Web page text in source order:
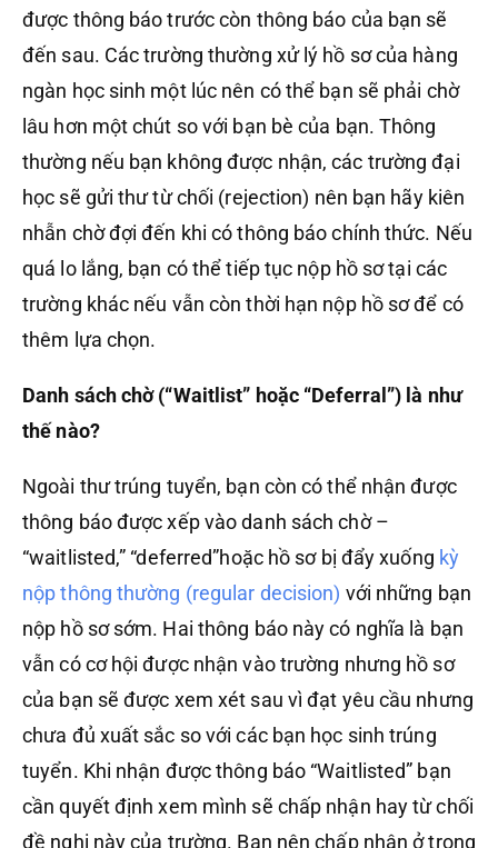
được thông báo trước còn thông báo của bạn sẽ
đến sau. Các trường thường xử lý hồ sơ của hàng
ngàn học sinh một lúc nên có thể bạn sẽ phải chờ
lâu hơn một chút so với bạn bè của bạn. Thông
thường nếu bạn không được nhận, các trường đại
học sẽ gửi thư từ chối (rejection) nên bạn hãy kiên
nhẫn chờ đợi đến khi có thông báo chính thức. Nếu
quá lo lắng, bạn có thể tiếp tục nộp hồ sơ tại các
trường khác nếu vẫn còn thời hạn nộp hồ sơ để có
thêm lựa chọn.
Danh sách chờ (“Waitlist” hoặc “Deferral”) là như
thế nào?
Ngoài thư trúng tuyển, bạn còn có thể nhận được
thông báo được xếp vào danh sách chờ –
“waitlisted,” “deferred”hoặc hồ sơ bị đẩy xuống kỳ
nộp thông thường (regular decision) với những bạn
nộp hồ sơ sớm. Hai thông báo này có nghĩa là bạn
vẫn có cơ hội được nhận vào trường nhưng hồ sơ
của bạn sẽ được xem xét sau vì đạt yêu cầu nhưng
chưa đủ xuất sắc so với các bạn học sinh trúng
tuyển. Khi nhận được thông báo “Waitlisted” bạn
cần quyết định xem mình sẽ chấp nhận hay từ chối
đề nghị này của trường. Bạn nên chấp nhận ở trong